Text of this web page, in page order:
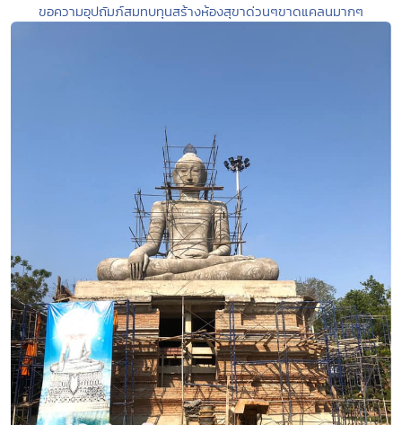
ขอความอุปถัมภ์สมทบทุนสร้างห้องสุขาด่วนๆขาดแคลนมากๆ